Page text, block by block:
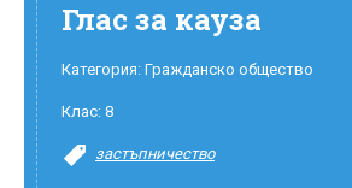
Глас за кауза
Категория: Гражданско общество
Клас: 8
застъпничество